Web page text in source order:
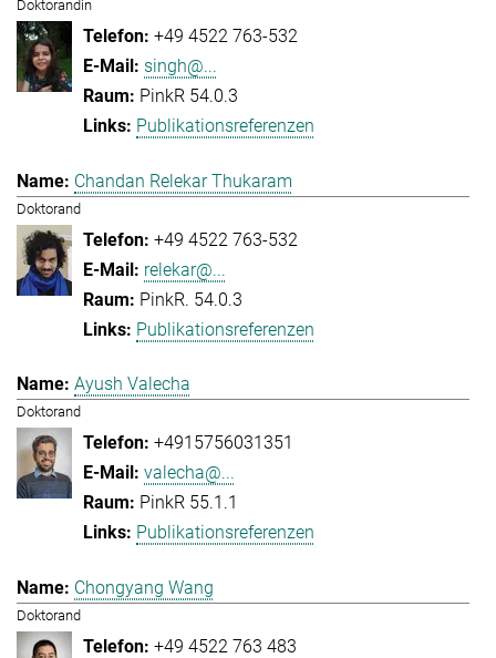
Doktorandin
+49 4522 763-532
singh@...
PinkR 54.0.3
Publikationsreferenzen
Chandan Relekar Thukaram
Doktorand
+49 4522 763-532
relekar@...
PinkR. 54.0.3
Publikationsreferenzen
Ayush Valecha
Doktorand
+4915756031351
valecha@...
PinkR 55.1.1
Publikationsreferenzen
Chongyang Wang
Doktorand
+49 4522 763 483